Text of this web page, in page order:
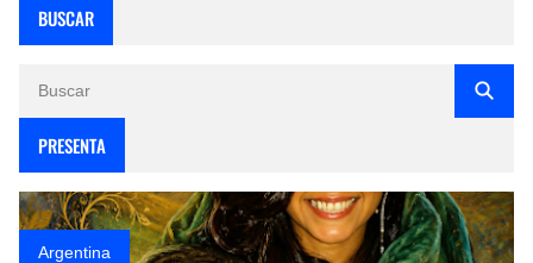
BUSCAR
PRESENTA
Argentina